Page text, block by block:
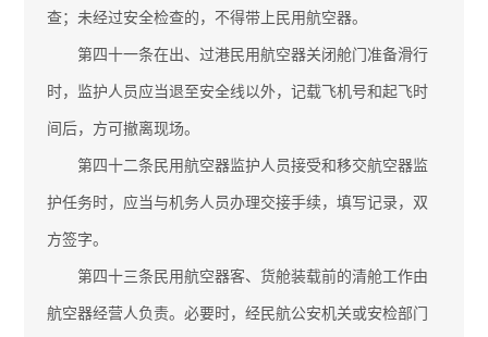
查；未经过安全检查的，不得带上民用航空器。
第四十一条在出、过港民用航空器关闭舱门准备滑行
时，监护人员应当退至安全线以外，记载飞机号和起飞时
间后，方可撤离现场。
第四十二条民用航空器监护人员接受和移交航空器监
护任务时，应当与机务人员办理交接手续，填写记录，双
方签字。
第四十三条民用航空器客、货舱装载前的清舱工作由
航空器经营人负责。必要时，经民航公安机关或安检部门